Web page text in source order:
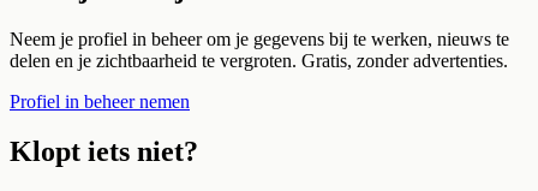
Neem je profiel in beheer om je gegevens bij te werken, nieuws te
delen en je zichtbaarheid te vergroten. Gratis, zonder advertenties.
Profiel in beheer nemen
Klopt iets niet?